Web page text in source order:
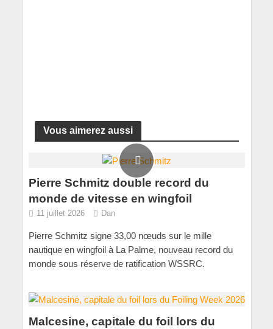
Vous aimerez aussi
Pierre Schmitz double record du
monde de vitesse en wingfoil
11 juillet 2026 Dan
Pierre Schmitz signe 33,00 nœuds sur le mille
nautique en wingfoil à La Palme, nouveau record du
monde sous réserve de ratification WSSRC.
Malcesine, capitale du foil lors du